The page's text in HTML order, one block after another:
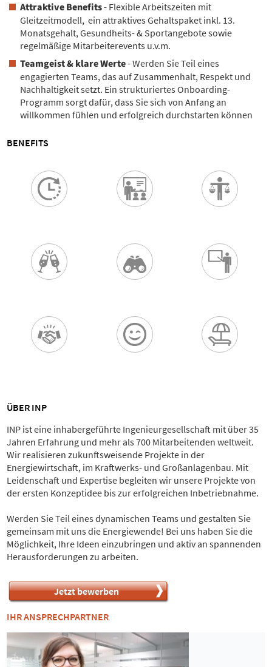
Attraktive Benefits- Flexible Arbeitszeiten mit
Gleitzeitmodell, ein attraktives Gehaltspaket inkl. 13.
Monatsgehalt, Gesundheits- & Sportangebote sowie
regelmäßige Mitarbeiterevents u.v.m.
Teamgeist & klare Werte- Werden Sie Teil eines
engagierten Teams, das auf Zusammenhalt, Respekt und
Nachhaltigkeit setzt. Ein strukturiertes Onboarding-
Programm sorgt dafür, dass Sie sich von Anfang an
willkommen fühlen und erfolgreich durchstarten können
BENEFITS
ÜBER INP
INP ist eine inhabergeführte Ingenieurgesellschaft mit über 35
Jahren Erfahrung und mehr als 700 Mitarbeitenden weltweit.
Wir realisieren zukunftsweisende Projekte in der
Energiewirtschaft, im Kraftwerks- und Großanlagenbau. Mit
Leidenschaft und Expertise begleiten wir unsere Projekte von
der ersten Konzeptidee bis zur erfolgreichen Inbetriebnahme.
Werden Sie Teil eines dynamischen Teams und gestalten Sie
gemeinsam mit uns die Energiewende! Bei uns haben Sie die
Möglichkeit, Ihre Ideen einzubringen und aktiv an spannenden
Herausforderungen zu arbeiten.
Jetzt bewerben
IHR ANSPRECHPARTNER